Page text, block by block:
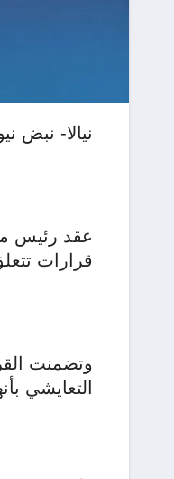
نيالا- نبض
عقد رئيس
قرارات
وتضمنت
التعايشي